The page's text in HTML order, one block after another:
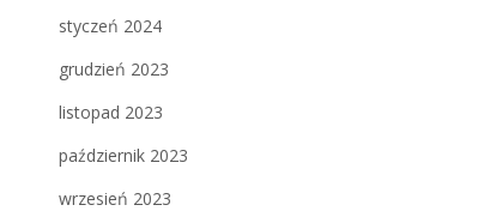
styczeń 2024
grudzień 2023
listopad 2023
październik 2023
wrzesień 2023